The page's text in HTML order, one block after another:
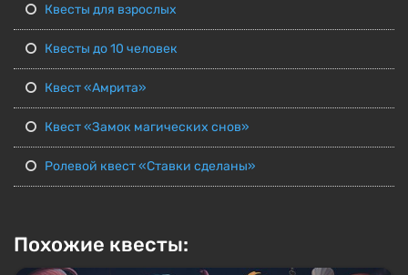
Квесты для взрослых
Квесты до 10 человек
Квест «Амрита»
Квест «Замок магических снов»
Ролевой квест «Ставки сделаны»
Похожие квесты: